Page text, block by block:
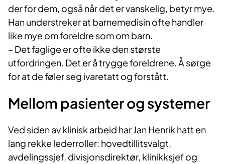
der for dem, også når det er vanskelig, betyr mye.
Han understreker at barnemedisin ofte handler
like mye om foreldre som om barn.
– Det faglige er ofte ikke den største
utfordringen. Det er å trygge foreldrene. Å sørge
for at de føler seg ivaretatt og forstått.
Mellom pasienter og systemer
Ved siden av klinisk arbeid har Jan Henrik hatt en
lang rekke lederroller: hovedtillitsvalgt,
avdelingssjef, divisjonsdirektør, klinikksjef og